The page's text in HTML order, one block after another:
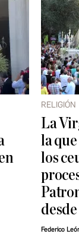
RELIGIÓN
La
la
los
Federico